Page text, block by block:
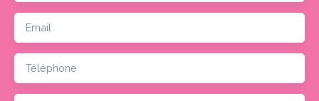
Email
Téléphone